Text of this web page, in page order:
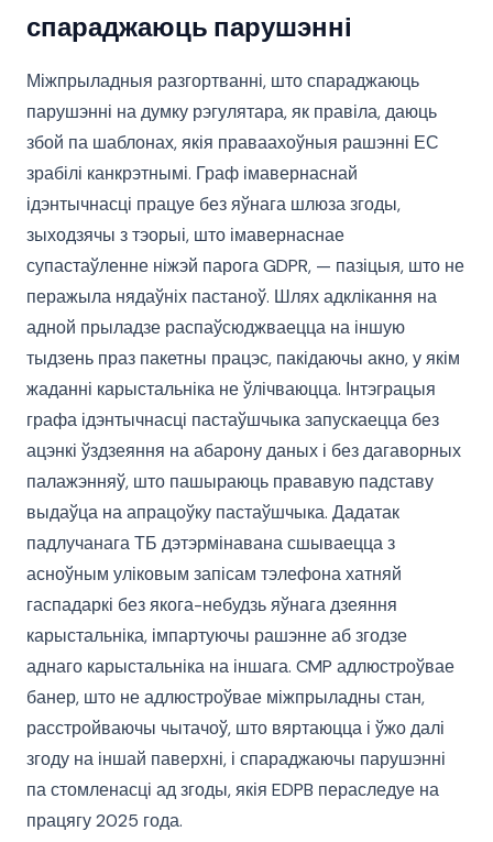
спараджаюць парушэнні
Міжпрыладныя разгортванні, што спараджаюць
парушэнні на думку рэгулятара, як правіла, даюць
збой па шаблонах, якія праваахоўныя рашэнні ЕС
зрабілі канкрэтнымі. Граф імавернаснай
ідэнтычнасці працуе без яўнага шлюза згоды,
зыходзячы з тэорыі, што імавернаснае
супастаўленне ніжэй парога GDPR, — пазіцыя, што не
перажыла нядаўніх пастаноў. Шлях адклікання на
адной прыладзе распаўсюджваецца на іншую
тыдзень праз пакетны працэс, пакідаючы акно, у якім
жаданні карыстальніка не ўлічваюцца. Інтэграцыя
графа ідэнтычнасці пастаўшчыка запускаецца без
ацэнкі ўздзеяння на абарону даных і без дагаворных
палажэнняў, што пашыраюць прававую падставу
выдаўца на апрацоўку пастаўшчыка. Дадатак
падлучанага ТБ дэтэрмінавана сшываецца з
асноўным уліковым запісам тэлефона хатняй
гаспадаркі без якога-небудзь яўнага дзеяння
карыстальніка, імпартуючы рашэнне аб згодзе
аднаго карыстальніка на іншага. CMP адлюстроўвае
банер, што не адлюстроўвае міжпрыладны стан,
расстройваючы чытачоў, што вяртаюцца і ўжо далі
згоду на іншай паверхні, і спараджаючы парушэнні
па стомленасці ад згоды, якія EDPB пераследуе на
працягу 2025 года.